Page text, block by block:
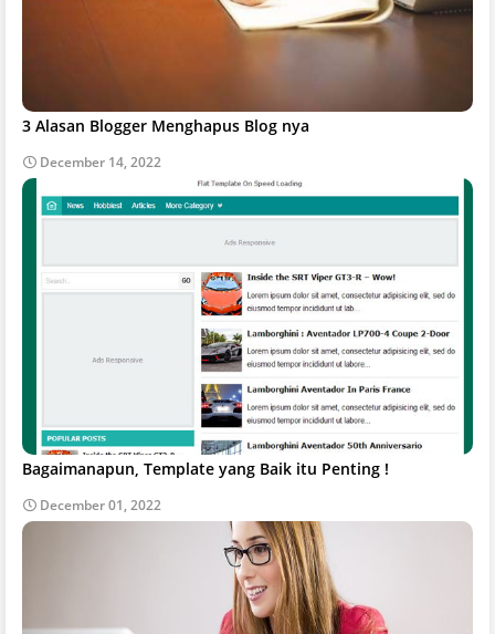
3 Alasan Blogger Menghapus Blog nya
December 14, 2022
Bagaimanapun, Template yang Baik itu Penting !
December 01, 2022